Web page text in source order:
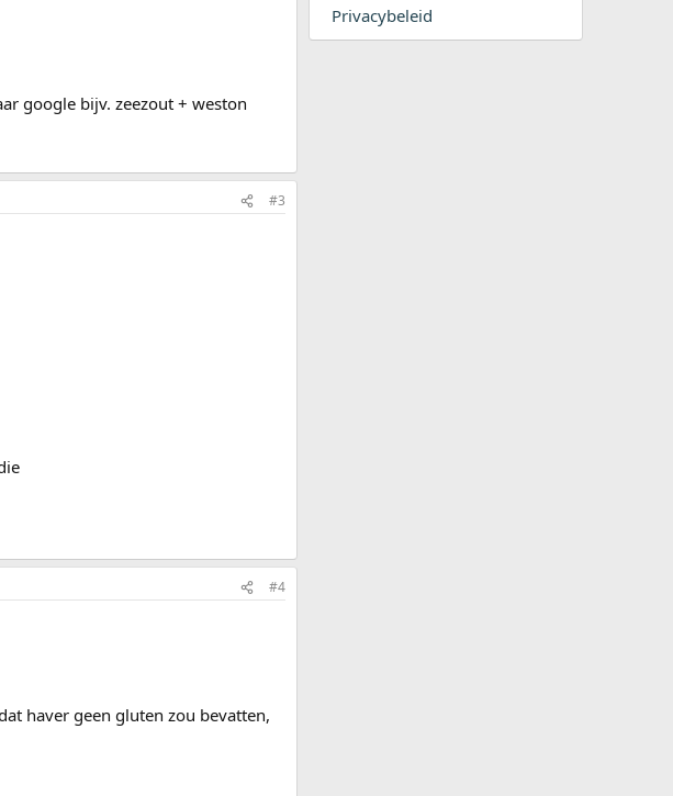
google bijv. zeezout + weston
#3
#4
haver geen gluten zou bevatten,
Privacybeleid